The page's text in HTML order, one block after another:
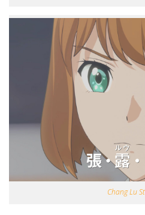
Chang Lu